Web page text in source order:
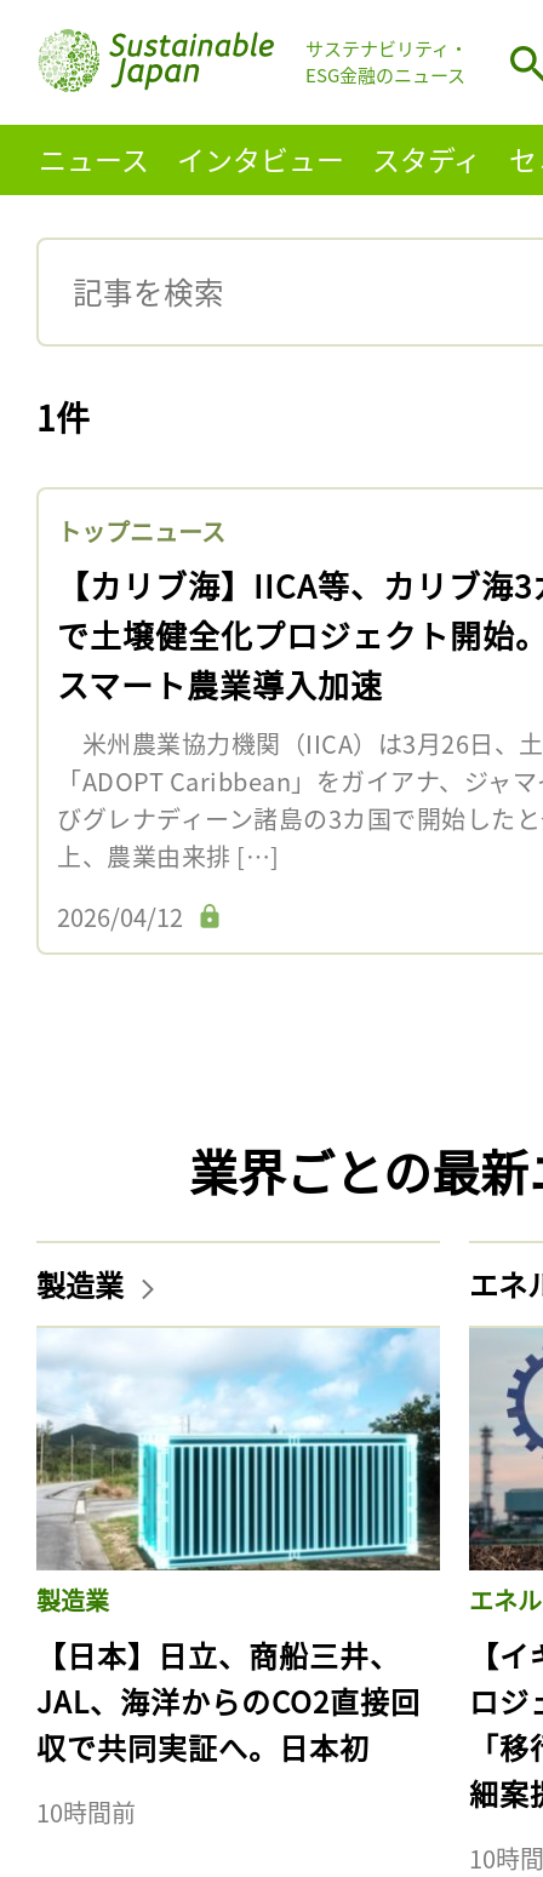
サステナビリティ・
ESG金融のニュース
ニュース インタビュー スタディ
1件
トップニュース
【カリブ海】IICA等、カリブ海
で土壌健全化プロジェクト開始
スマート農業導入加速
米州農業協力機関（IICA）は3月26日、
「ADOPT Caribbean」をガイアナ、ジャ
びグレナディーン諸島の3カ国で開始した
上、農業由来排 […]
2026/04/12
業界ごとの最
製造業
製造業
【日本】日立、商船三井、
JAL、海洋からのCO2直接回
収で共同実証へ。日本初
10時間前
エネ
エネ
【
ロジ
「
細案
10時